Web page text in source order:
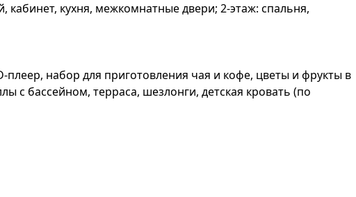
кабинет, кухня, межкомнатные двери; 2-этаж: спальня,
набор для приготовления чая и кофе, цветы и фрукты в
с бассейном, терраса, шезлонги, детская кровать (по